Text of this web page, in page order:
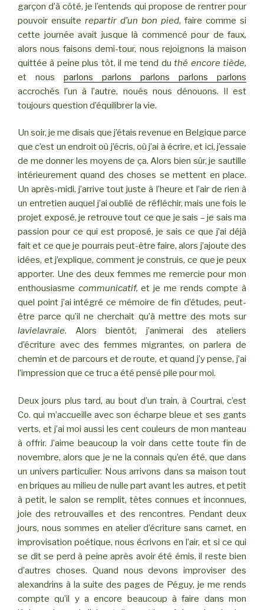
garçon d’à côté, je l’entends qui propose de rentrer pour
pouvoir ensuite repartir d’un bon pied, faire comme si
cette journée avait jusque là commencé pour de faux,
alors nous faisons demi-tour, nous rejoignons la maison
quittée à peine plus tôt, il me tend duthé encore tiède,
et nous parlons parlons parlons parlons parlons
accrochés l’un à l’autre, noués nous dénouons. Il est
toujours question d’équilibrer la vie.
Un soir, je me disais que j’étais revenue en Belgique parce
que c’est un endroit où j’écris, où j’ai à écrire, et ici, j’essaie
de me donner les moyens de ça. Alors bien sûr, je sautille
intérieurement quand des choses se mettent en place.
Un après-midi, j’arrive tout juste à l’heure et l’air de rien à
un entretien auquel j’ai oublié de réfléchir, mais une fois le
projet exposé, je retrouve tout ce que je sais – je sais ma
passion pour ce qui est proposé, je sais ce que j’ai déjà
fait et ce que je pourrais peut-être faire, alors j’ajoute des
idées, et j’explique, comment je construis, ce que je peux
apporter. Une des deux femmes me remercie pour mon
enthousiasme communicatif,et je me rends compte à
quel point j’ai intégré ce mémoire de fin d’études, peut-
être parce qu’il ne cherchait qu’à mettre des mots sur
lavielavraie. Alors bientôt, j’animerai des ateliers
d’écriture avec des femmes migrantes, on parlera de
chemin et de parcours et de route, et quand j’y pense, j’ai
l’impression que ce truc a été pensé pile pour moi.
Deux jours plus tard, au bout d’un train, à Courtrai, c’est
Co. qui m’accueille avec son écharpe bleue et ses gants
verts, et j’ai moi aussi les cent couleurs de mon manteau
à offrir. J’aime beaucoup la voir dans cette toute fin de
novembre, alors que je ne la connais qu’en été, que dans
un univers particulier. Nous arrivons dans sa maison tout
en briques au milieu de nulle part avant les autres, et petit
à petit, le salon se remplit, têtes connues et inconnues,
joie des retrouvailles et des rencontres. Pendant deux
jours, nous sommes en atelier d’écriture sans carnet, en
improvisation poétique, nous écrivons en l’air, et si ce qui
se dit se perd à peine après avoir été émis, il reste bien
d’autres choses. Quand nous devons improviser des
alexandrins à la suite des pages de Péguy, je me rends
compte qu’il y a encore beaucoup à faire dans mon